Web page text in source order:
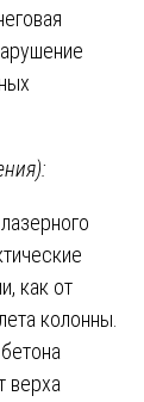
как от
колонны.
верха